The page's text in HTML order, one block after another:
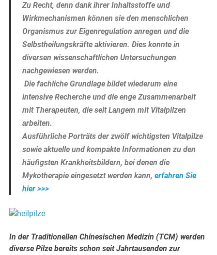
Zu Recht, denn dank ihrer Inhaltsstoffe und
Wirkmechanismen können sie den menschlichen
Organismus zur Eigenregulation anregen und die
Selbstheilungskräfte aktivieren. Dies konnte in
diversen wissenschaftlichen Untersuchungen
nachgewiesen werden.
Die fachliche Grundlage bildet wiederum eine
intensive Recherche und die enge Zusammenarbeit
mit Therapeuten, die seit Langem mit Vitalpilzen
arbeiten.
Ausführliche Porträts der zwölf wichtigsten Vitalpilze
sowie aktuelle und kompakte Informationen zu den
häufigsten Krankheitsbildern, bei denen die
Mykotherapie eingesetzt werden kann, erfahren Sie
hier >>>
In der Traditionellen Chinesischen Medizin (TCM) werden
diverse Pilze bereits schon seit Jahrtausenden zur